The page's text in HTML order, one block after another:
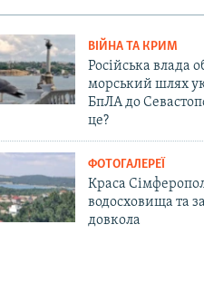
ВІЙНА ТА КРИМ
Російська влада
морський шлях
БпЛА до
це?
ФОТОГАЛЕРЕЇ
Краса
водосховища та
довкола